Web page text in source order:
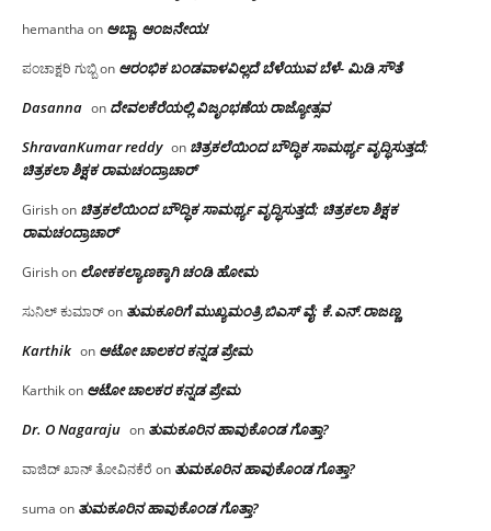
hemantha on ಅಬ್ಬಾ, ಆಂಜನೇಯ!
ಪಂಚಾಕ್ಷರಿ ಗುಬ್ಬಿon ಆರಂಭಿಕ ಬಂಡವಾಳವಿಲ್ಲದೆ ಬೆಳೆಯುವ ಬೆಳೆ- ಮಿಡಿ ಸೌತೆ
Dasanna on ದೇವಲಕೆರೆಯಲ್ಲಿ ವಿಜೃಂಭಣೆಯ ರಾಜ್ಯೋತ್ಸವ
ShravanKumar reddy on ಚಿತ್ರಕಲೆಯಿಂದ ಬೌದ್ಧಿಕ ಸಾಮರ್ಥ್ಯ ವೃದ್ಧಿಸುತ್ತದೆ;
ಚಿತ್ರಕಲಾ ಶಿಕ್ಷಕ ರಾಮಚಂದ್ರಾಚಾರ್
Girishon ಚಿತ್ರಕಲೆಯಿಂದ ಬೌದ್ಧಿಕ ಸಾಮರ್ಥ್ಯ ವೃದ್ಧಿಸುತ್ತದೆ; ಚಿತ್ರಕಲಾ ಶಿಕ್ಷಕ
ರಾಮಚಂದ್ರಾಚಾರ್
Girishon ಲೋಕಕಲ್ಯಾಣಕ್ಕಾಗಿ ಚಂಡಿ ಹೋಮ
ಸುನಿಲ್ ಕುಮಾರ್on ತುಮಕೂರಿಗೆ ಮುಖ್ಯಮಂತ್ರಿ ಬಿಎಸ್ ವೈ: ಕೆ.ಎನ್.ರಾಜಣ್ಣ
Karthik on ಆಟೋ ಚಾಲಕರ ಕನ್ನಡ ಪ್ರೇಮ
Karthikon ಆಟೋ ಚಾಲಕರ ಕನ್ನಡ ಪ್ರೇಮ
Dr. O Nagaraju on ತುಮಕೂರಿನ ಹಾವುಕೊಂಡ ಗೊತ್ತಾ?
ವಾಜಿದ್ ಖಾನ್ ತೋವಿನಕೆರೆ on ತುಮಕೂರಿನ ಹಾವುಕೊಂಡ ಗೊತ್ತಾ?
suma on ತುಮಕೂರಿನ ಹಾವುಕೊಂಡ ಗೊತ್ತಾ?